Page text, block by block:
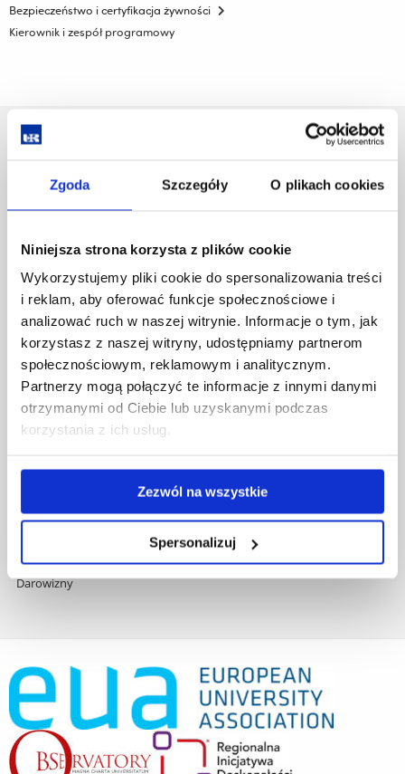
Zgoda Szczegóły O plikach cookies
Niniejsza strona korzysta z plików cookie
Wykorzystujemy pliki cookie do spersonalizowania treści
i reklam, aby oferować funkcje społecznościowe i
analizować ruch w naszej witrynie. Informacje o tym, jak
korzystasz z naszej witryny, udostępniamy partnerom
społecznościowym, reklamowym i analitycznym.
Partnerzy mogą połączyć te informacje z innymi danymi
otrzymanymi od Ciebie lub uzyskanymi podczas
korzystania z ich usług.
Zezwól na wszystkie
Spersonalizuj
Bezpieczeństwo i certyfikacja żywności
Kierownik i zespół programowy
35-959 Rzeszów
nawigację
przejdź
do
treści
Mapa serwisu
Biblioteka
Wydawnictwo
Covid info
Praca na UR
Zamówienia publiczne
Fundusze strukturalne
Projekty współfinansowane przez UE
Projekty realizowane z KPO
Deklaracja dostępności cyfrowej
Projekty badawcze
Darowizny